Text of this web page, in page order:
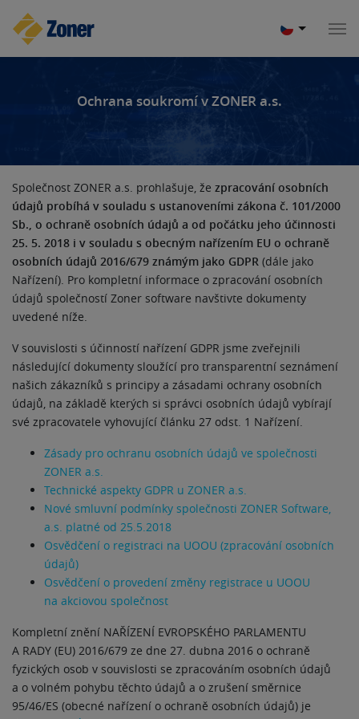
Ochrana soukromí v ZONER a.s.
Společnost ZONER a.s. prohlašuje, že zpracování osobních
údajů probíhá v souladu s ustanoveními zákona č. 101/2000
Sb., o ochraně osobních údajů a od počátku jeho účinnosti
25. 5. 2018 i v souladu s obecným nařízením EU o ochraně
osobních údajů 2016/679 známým jako GDPR (dále jako
Nařízení). Pro kompletní informace o zpracování osobních
údajů společností Zoner software navštivte dokumenty
uvedené níže.
V souvislosti s účinností nařízení GDPR jsme zveřejnili
následující dokumenty sloužící pro transparentní seznámení
našich zákazníků s principy a zásadami ochrany osobních
údajů, na základě kterých si správci osobních údajů vybírají
své zpracovatele vyhovující článku 27 odst. 1 Nařízení.
Zásady pro ochranu osobních údajů ve společnosti
ZONER a.s.
Technické aspekty GDPR u ZONER a.s.
Nové smluvní podmínky společnosti ZONER Software,
a.s. platné od 25.5.2018
Osvědčení o registraci na UOOU (zpracování osobních
údajů)
Osvědčení o provedení změny registrace u UOOU
na akciovou společnost
Kompletní znění NAŘÍZENÍ EVROPSKÉHO PARLAMENTU
A RADY (EU) 2016/679 ze dne 27. dubna 2016 o ochraně
fyzických osob v souvislosti se zpracováním osobních údajů
a o volném pohybu těchto údajů a o zrušení směrnice
95/46/ES (obecné nařízení o ochraně osobních údajů) je